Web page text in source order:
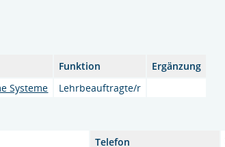
Funktion
Ergänzung
Systeme
Lehrbeauftragte/r
Telefon